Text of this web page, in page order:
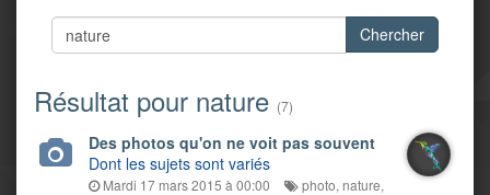
Chercher
Résultat pour nature (7)
Des photos qu'on ne voit pas souvent
Dont les sujets sont variés
Mardi 17 mars 2015 à 00:00 photo, nature,